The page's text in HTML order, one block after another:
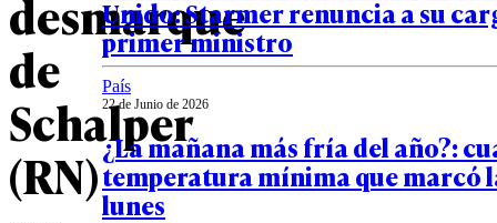
desmarque
de
Schalper
(RN)
Unido: Starmer renuncia a su
primer ministro
País
22 de Junio de 2026
¿La mañana más fría del año?:
temperatura mínima que marcó
lunes